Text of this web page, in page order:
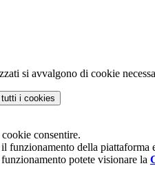
si avvalgono di cookie
i cookies
consentire.
funzionamento della piattaforma
potete visionare la